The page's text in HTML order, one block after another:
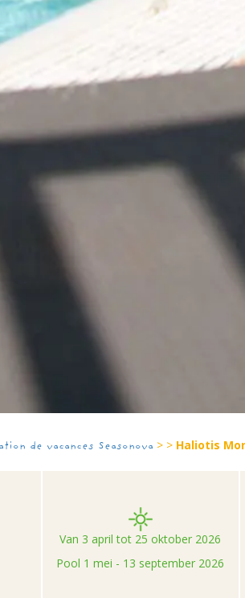
de vacances Seasonova > > Haliotis
Van 3 april tot 25 oktober 2026
Pool 1 mei - 13 september 2026